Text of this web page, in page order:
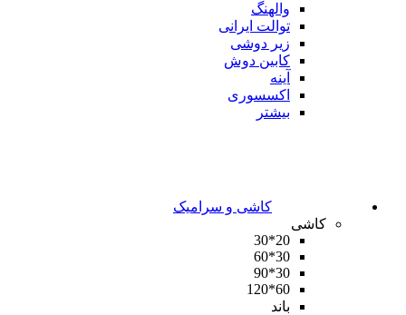
والهنگ
توالت ایرانی
زیر دوشی
کابین دوش
آینه
اکسسوری
بیشتر
کاشی و سرامیک
کاشی
20*30
30*60
30*90
60*120
باند